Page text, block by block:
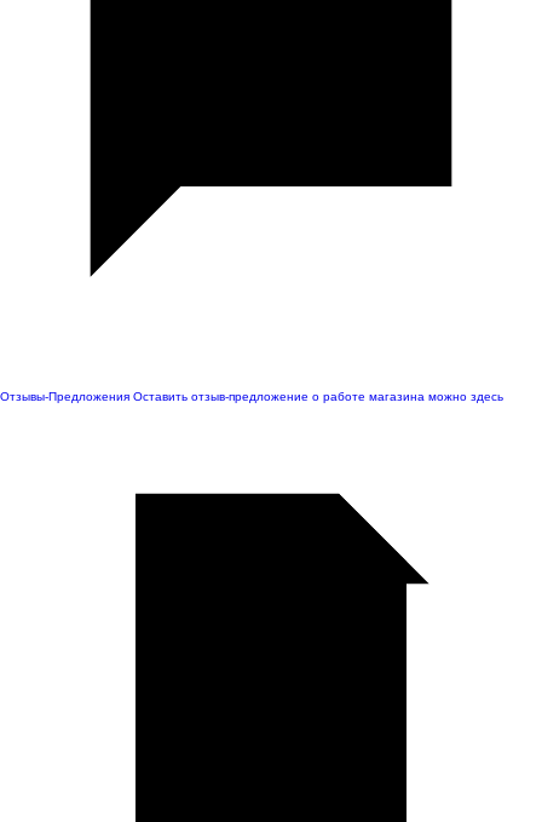
Отзывы-Предложения Оставить отзыв-предложение о работе магазина можно здесь